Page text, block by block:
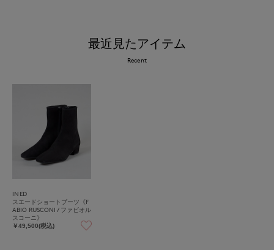
最近見たアイテム
Recent
INED
スエードショートブーツ《F
ABIO RUSCONI / ファビオル
スコーニ》
￥49,500(税込)